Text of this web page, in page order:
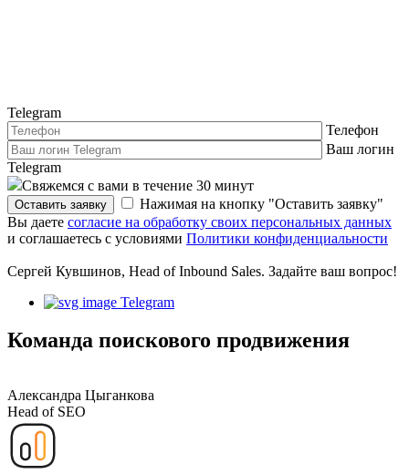
Telegram
Телефон
Ваш логин
Telegram
Свяжемся с вами в течение 30 минут
Оставить заявку
Нажимая на кнопку "Оставить заявку"
Вы даете согласие на обработку своих персональных данных
и соглашаетесь с условиями Политики конфиденциальности
Сергей Кувшинов, Head of Inbound Sales. Задайте ваш вопрос!
Telegram
Команда поискового продвижения
Александра Цыганкова
Head of SEO